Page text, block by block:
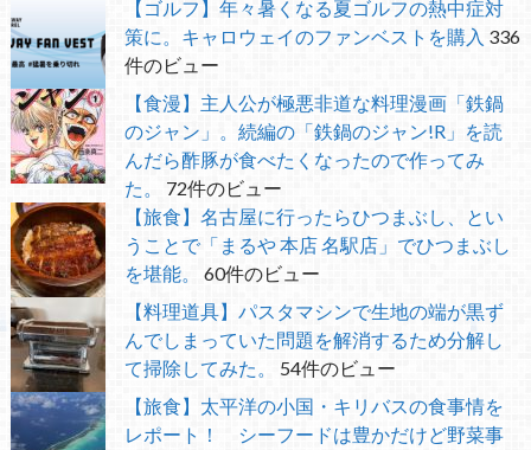
【ゴルフ】年々暑くなる夏ゴルフの熱中症対
策に。キャロウェイのファンベストを購入 336
件のビュー
【食漫】主人公が極悪非道な料理漫画「鉄鍋
のジャン」。続編の「鉄鍋のジャン!R」を読
んだら酢豚が食べたくなったので作ってみ
た。
72件のビュー
【旅食】名古屋に行ったらひつまぶし、とい
うことで「まるや 本店 名駅店」でひつまぶし
を堪能。
60件のビュー
【料理道具】パスタマシンで生地の端が黒ず
んでしまっていた問題を解消するため分解し
て掃除してみた。
54件のビュー
【旅食】太平洋の小国・キリバスの食事情を
レポート！ シーフードは豊かだけど野菜事